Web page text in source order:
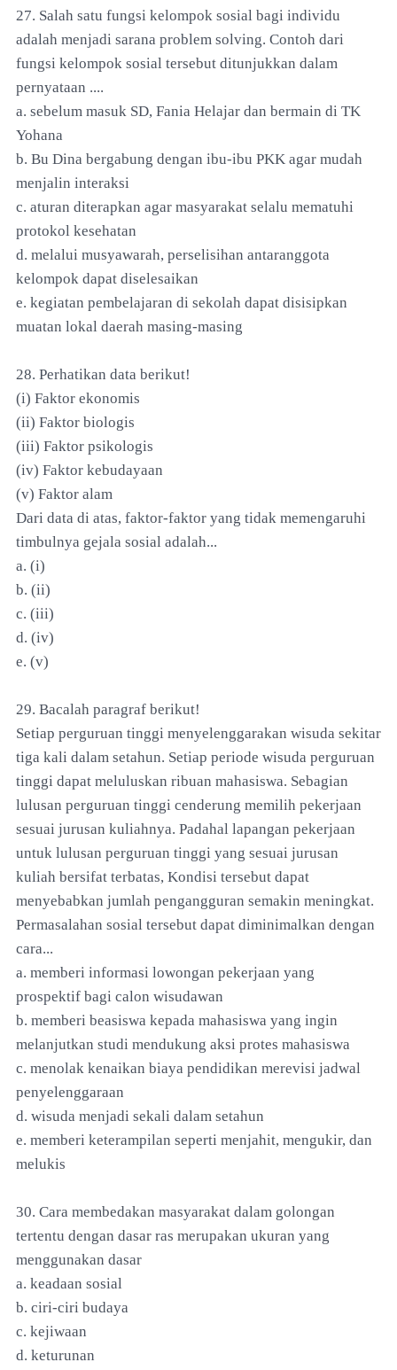
27. Salah satu fungsi kelompok sosial bagi individu
adalah menjadi sarana problem solving. Contoh dari
fungsi kelompok sosial tersebut ditunjukkan dalam
pernyataan ....
a. sebelum masuk SD, Fania Helajar dan bermain di TK
Yohana
b. Bu Dina bergabung dengan ibu-ibu PKK agar mudah
menjalin interaksi
c. aturan diterapkan agar masyarakat selalu mematuhi
protokol kesehatan
d. melalui musyawarah, perselisihan antaranggota
kelompok dapat diselesaikan
e. kegiatan pembelajaran di sekolah dapat disisipkan
muatan lokal daerah masing-masing
28. Perhatikan data berikut!
(i) Faktor ekonomis
(ii) Faktor biologis
(iii) Faktor psikologis
(iv) Faktor kebudayaan
(v) Faktor alam
Dari data di atas, faktor-faktor yang tidak memengaruhi
timbulnya gejala sosial adalah...
a. (i)
b. (ii)
c. (iii)
d. (iv)
e. (v)
29. Bacalah paragraf berikut!
Setiap perguruan tinggi menyelenggarakan wisuda sekitar
tiga kali dalam setahun. Setiap periode wisuda perguruan
tinggi dapat meluluskan ribuan mahasiswa. Sebagian
lulusan perguruan tinggi cenderung memilih pekerjaan
sesuai jurusan kuliahnya. Padahal lapangan pekerjaan
untuk lulusan perguruan tinggi yang sesuai jurusan
kuliah bersifat terbatas, Kondisi tersebut dapat
menyebabkan jumlah pengangguran semakin meningkat.
Permasalahan sosial tersebut dapat diminimalkan dengan
cara...
a. memberi informasi lowongan pekerjaan yang
prospektif bagi calon wisudawan
b. memberi beasiswa kepada mahasiswa yang ingin
melanjutkan studi mendukung aksi protes mahasiswa
c. menolak kenaikan biaya pendidikan merevisi jadwal
penyelenggaraan
d. wisuda menjadi sekali dalam setahun
e. memberi keterampilan seperti menjahit, mengukir, dan
melukis
30. Cara membedakan masyarakat dalam golongan
tertentu dengan dasar ras merupakan ukuran yang
menggunakan dasar
a. keadaan sosial
b. ciri-ciri budaya
c. kejiwaan
d. keturunan